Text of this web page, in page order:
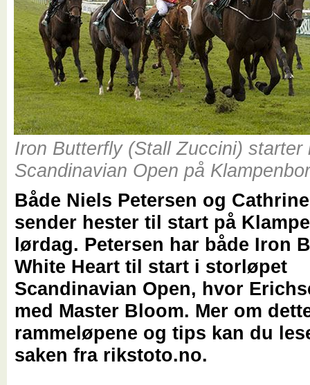
Iron Butterfly (Stall Zuccini) starter
Scandinavian Open på
Både Niels Petersen og
sender hester til start på
lørdag. Petersen har både Iron
White Heart til start i storløpet
Scandinavian Open, hvor
med Master Bloom. Mer om
rammeløpene og tips kan du
saken fra rikstoto.no.